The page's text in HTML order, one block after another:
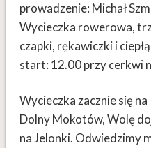
prowadzenie: Michał
Wycieczka rowerowa,
czapki, rękawiczki i
start: 12.00 przy cerkwi
Wycieczka zacznie się
Dolny Mokotów, Wolę
na Jelonki. Odwiedzimy